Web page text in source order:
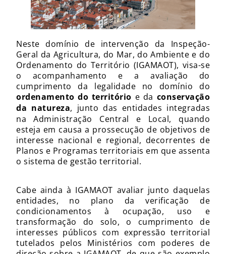
Neste domínio de intervenção da Inspeção-
Geral da Agricultura, do Mar, do Ambiente e do
Ordenamento do Território (IGAMAOT), visa-se
o acompanhamento e a avaliação do
cumprimento da legalidade no domínio do
ordenamento do território e da conservação
da natureza, junto das entidades integradas
na Administração Central e Local, quando
esteja em causa a prossecução de objetivos de
interesse nacional e regional, decorrentes de
Planos e Programas territoriais em que assenta
o sistema de gestão territorial.
Cabe ainda à IGAMAOT avaliar junto daquelas
entidades, no plano da verificação de
condicionamentos à ocupação, uso e
transformação do solo, o cumprimento de
interesses públicos com expressão territorial
tutelados pelos Ministérios com poderes de